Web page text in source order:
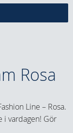
Rosa
Line – Rosa.
i vardagen! Gör